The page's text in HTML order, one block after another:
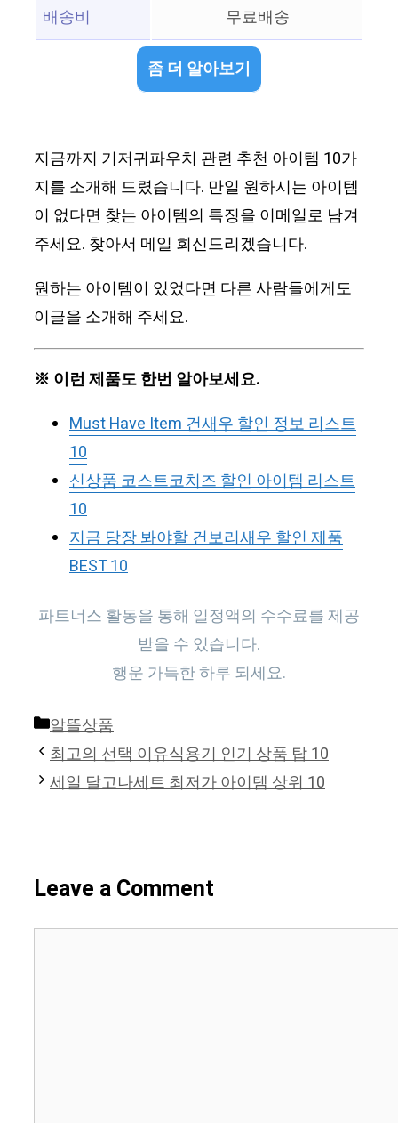
배송비 무료배송
좀 더 알아보기
지금까지 기저귀파우치 관련 추천 아이템 10가
지를 소개해 드렸습니다. 만일 원하시는 아이템
이 없다면 찾는 아이템의 특징을 이메일로 남겨
주세요. 찾아서 메일 회신드리겠습니다.
원하는 아이템이 있었다면 다른 사람들에게도
이글을 소개해 주세요.
※ 이런 제품도 한번 알아보세요.
Must Have Item 건새우 할인 정보 리스트
10
신상품 코스트코치즈 할인 아이템 리스트
10
지금 당장 봐야할 건보리새우 할인 제품
BEST 10
파트너스 활동을 통해 일정액의 수수료를 제공
받을 수 있습니다.
행운 가득한 하루 되세요.
Categories
알뜰상품
최고의 선택 이유식용기 인기 상품 탑 10
세일 달고나세트 최저가 아이템 상위 10
Leave a Comment